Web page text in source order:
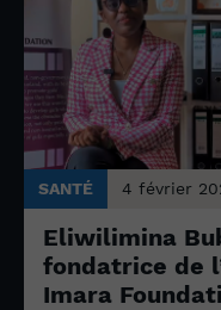
SANTÉ 4 février
Eliwilimina
fondatrice de
Imara